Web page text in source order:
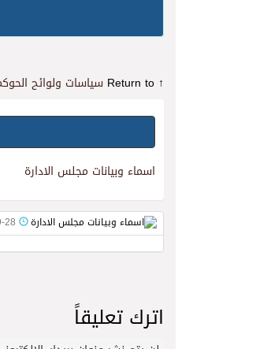
↑ Return to سياسات ولوائح
اسماء وبيانات مجلس الادارة
28
اترك تعليقاً